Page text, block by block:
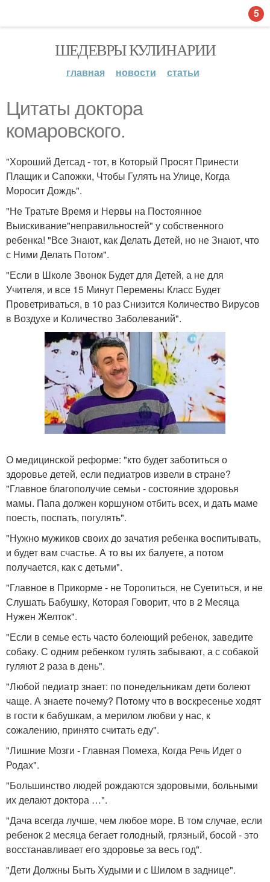
ШЕДЕВРЫ КУЛИНАРИИ
главная новости статьи
Цитаты доктора
комаровского.
"Хороший Детсад - тот, в Который Просят Принести
Плащик и Сапожки, Чтобы Гулять на Улице, Когда
Моросит Дождь".
"Не Тратьте Время и Нервы на Постоянное
Выискивание"неправильностей" у собственного
ребенка! "Все Знают, как Делать Детей, но не Знают, что
с Ними Делать Потом".
"Если в Школе Звонок Будет для Детей, а не для
Учителя, и все 15 Минут Перемены Класс Будет
Проветриваться, в 10 раз Снизится Количество Вирусов
в Воздухе и Количество Заболеваний".
О медицинской реформе: "кто будет заботиться о
здоровье детей, если педиатров извели в стране?
"Главное благополучие семьи - состояние здоровья
мамы. Папа должен коршуном отбить всех, и дать маме
поесть, поспать, погулять".
"Нужно мужиков своих до зачатия ребенка воспитывать,
и будет вам счастье. А то вы их балуете, а потом
получается, как с детьми".
"Главное в Прикорме - не Торопиться, не Суетиться, и не
Слушать Бабушку, Которая Говорит, что в 2 Месяца
Нужен Желток".
"Если в семье есть часто болеющий ребенок, заведите
собаку. С одним ребенком гулять забывают, а с собакой
гуляют 2 раза в день".
"Любой педиатр знает: по понедельникам дети болеют
чаще. А знаете почему? Потому что в воскресенье ходят
в гости к бабушкам, а мерилом любви у нас, к
сожалению, принято считать еду".
"Лишние Мозги - Главная Помеха, Когда Речь Идет о
Родах".
"Большинство людей рождаются здоровыми, больными
их делают доктора …".
"Дача всегда лучше, чем любое море. В том случае, если
ребенок 2 месяца бегает голодный, грязный, босой - это
восстанавливает его здоровье за весь год".
"Дети Должны Быть Худыми и с Шилом в заднице".
5